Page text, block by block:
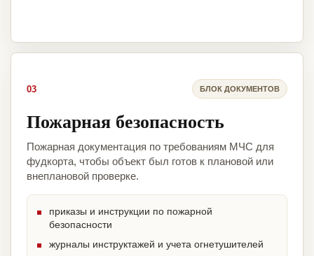
03 БЛОК ДОКУМЕНТОВ
Пожарная безопасность
Пожарная документация по требованиям МЧС для
фудкорта, чтобы объект был готов к плановой или
внеплановой проверке.
приказы и инструкции по пожарной
безопасности
журналы инструктажей и учета огнетушителей